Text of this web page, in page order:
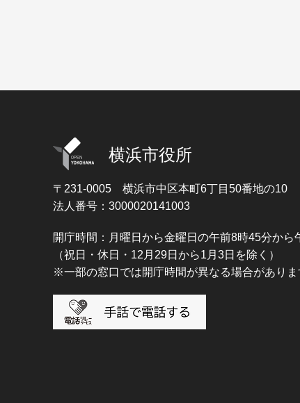
横浜市役所
〒231-0005 横浜市中区本町6丁目50番地の10
法人番号：3000020141003
開庁時間：月曜日から金曜日の午前8時45分から
（祝日・休日・12月29日から1月3日を除く）
※一部の窓口では開庁時間が異なる場合がありま